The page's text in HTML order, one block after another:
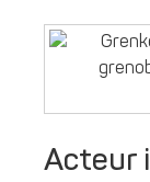
Acteur